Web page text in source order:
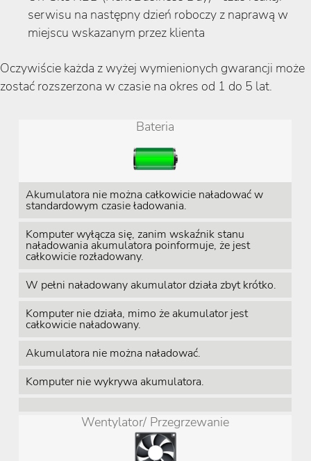
serwisu na następny dzień roboczy z naprawą w
miejscu wskazanym przez klienta
Oczywiście każda z wyżej wymienionych gwarancji może
zostać rozszerzona w czasie na okres od 1 do 5 lat.
Bateria
Akumulatora nie można całkowicie naładować w
standardowym czasie ładowania.
Komputer wyłącza się, zanim wskaźnik stanu
naładowania akumulatora poinformuje, że jest
całkowicie rozładowany.
W pełni naładowany akumulator działa zbyt krótko.
Komputer nie działa, mimo że akumulator jest
całkowicie naładowany.
Akumulatora nie można naładować.
Komputer nie wykrywa akumulatora.
Wentylator/ Przegrzewanie